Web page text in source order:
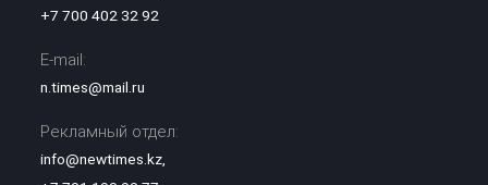
+7 700 402 32 92
E-mail:
n.times@mail.ru
Рекламный отдел:
info@newtimes.kz,